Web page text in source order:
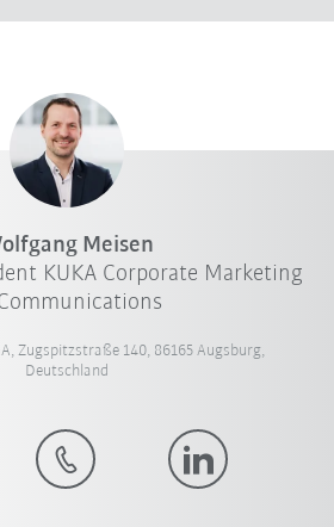
Meisen
KUKA Corporate Marketing
Zugspitzstraße 140, 86165 Augsburg,
Deutschland